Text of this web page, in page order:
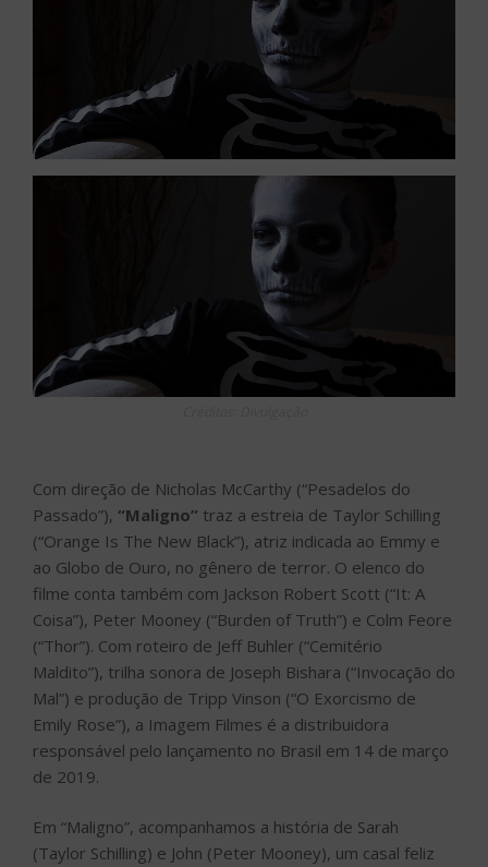
Com direção de Nicholas McCarthy (“Pesadelos do
Passado”), “Maligno” traz a estreia de Taylor Schilling
(“Orange Is The New Black”), atriz indicada ao Emmy e
ao Globo de Ouro, no gênero de terror. O elenco do
filme conta também com Jackson Robert Scott (“It: A
Coisa”), Peter Mooney (“Burden of Truth”) e Colm Feore
(“Thor”). Com roteiro de Jeff Buhler (“Cemitério
Maldito”), trilha sonora de Joseph Bishara (“Invocação do
Mal”) e produção de Tripp Vinson (“O Exorcismo de
Emily Rose”), a Imagem Filmes é a distribuidora
responsável pelo lançamento no Brasil em 14 de março
de 2019.
Em “Maligno”, acompanhamos a história de Sarah
(Taylor Schilling) e John (Peter Mooney), um casal feliz